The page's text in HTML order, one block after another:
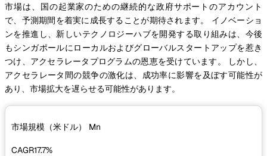
市場は、国の起業家のための継続的な政府サポートのアカウント
で、予測期間を着実に成長することが期待されます。 イノベーショ
ンを推進し、新しいテクノロジーハブを開発する取り組みは、今後
もシンガポールにローカルおよびグローバルスタートアップを惹き
つけ、アクセラレータプログラムの恩恵を受けています。 しかし、
アクセラレータ間の競争の激化は、成功率に影響を及ぼす可能性が
あり、市場拡大を遅らせる可能性があります。
市場規模（米ドル） Mn
CAGR17.7%